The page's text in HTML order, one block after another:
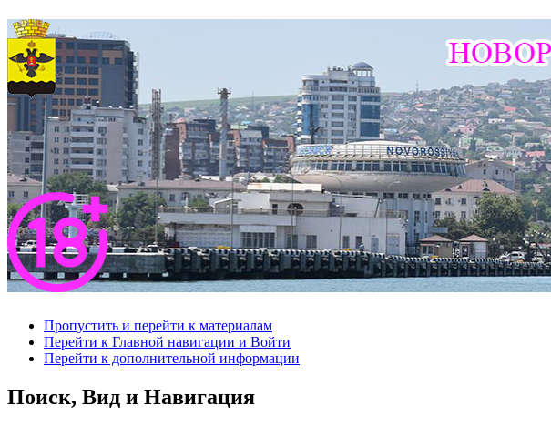
Пропустить и перейти к материалам
Перейти к Главной навигации и Войти
Перейти к дополнительной информации
Поиск, Вид и Навигация